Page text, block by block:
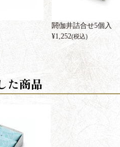
閼伽井詰合せ5個入
¥1,252(税込)